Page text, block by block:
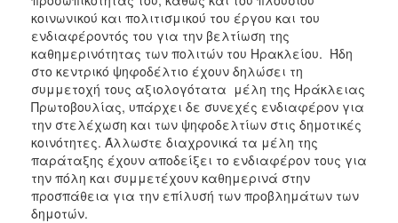
κοινωνικού και πολιτισμικού του έργου και του
ενδιαφέροντός του για την βελτίωση της
καθημερινότητας των πολιτών του Ηρακλείου. Ήδη
στο κεντρικό ψηφοδέλτιο έχουν δηλώσει τη
συμμετοχή τους αξιολογότατα μέλη της Ηράκλειας
Πρωτοβουλίας, υπάρχει δε συνεχές ενδιαφέρον για
την στελέχωση και των ψηφοδελτίων στις δημοτικές
κοινότητες. Άλλωστε διαχρονικά τα μέλη της
παράταξης έχουν αποδείξει το ενδιαφέρον τους για
την πόλη και συμμετέχουν καθημερινά στην
προσπάθεια για την επίλυσή των προβλημάτων των
δημοτών.